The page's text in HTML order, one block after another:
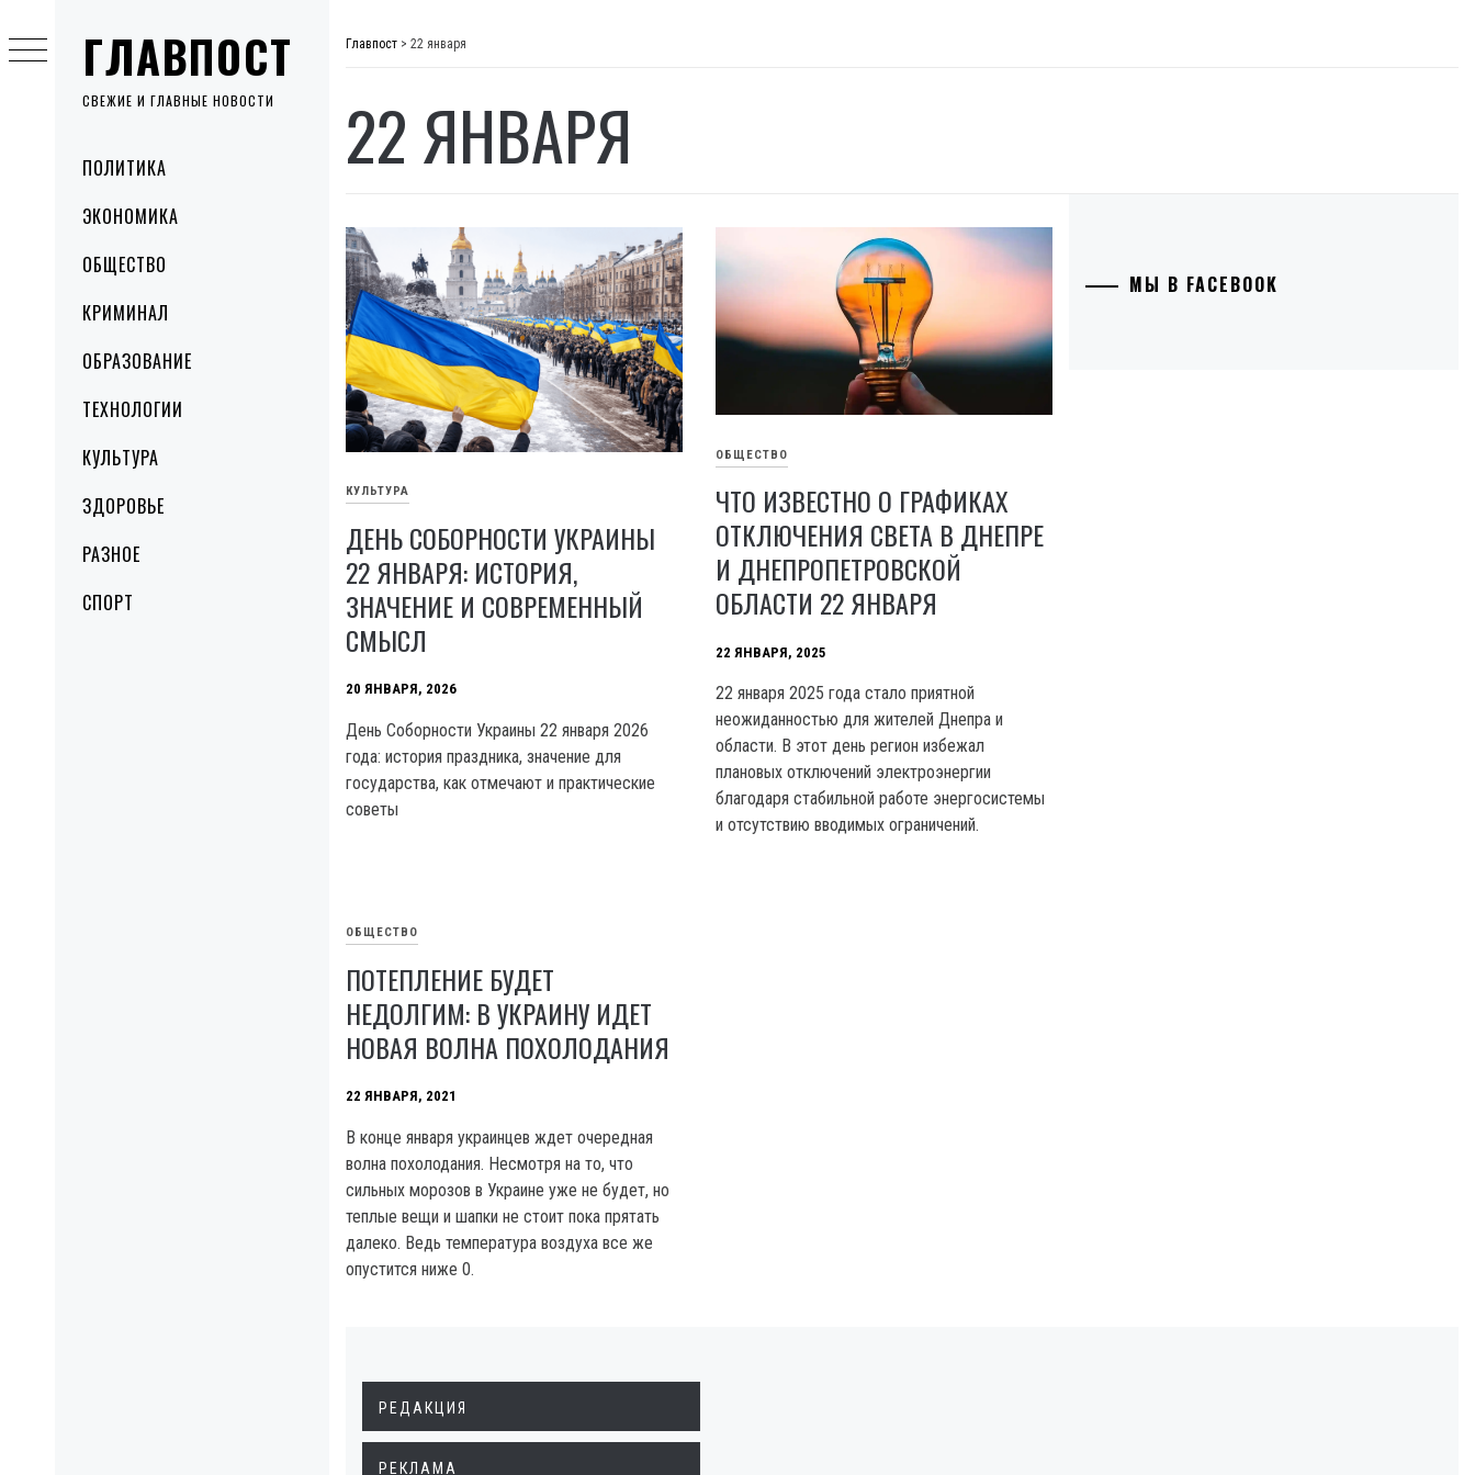
ГЛАВПОСТ
СВЕЖИЕ И ГЛАВНЫЕ НОВОСТИ
MenuПОЛИТИКА
ЭКОНОМИКА
ОБЩЕСТВО
КРИМИНАЛ
ОБРАЗОВАНИЕ
ТЕХНОЛОГИИ
КУЛЬТУРА
ЗДОРОВЬЕ
РАЗНОЕ
СПОРТ
to
content
Главпост > 22 января
22 ЯНВАРЯ
КУЛЬТУРА
ДЕНЬ СОБОРНОСТИ УКРАИНЫ
22 ЯНВАРЯ: ИСТОРИЯ,
ЗНАЧЕНИЕ И СОВРЕМЕННЫЙ
СМЫСЛ
20 ЯНВАРЯ, 2026
День Соборности Украины 22 января 2026
года: история праздника, значение для
государства, как отмечают и практические
советы
ОБЩЕСТВО
ЧТО ИЗВЕСТНО О ГРАФИКАХ
ОТКЛЮЧЕНИЯ СВЕТА В ДНЕПРЕ
И ДНЕПРОПЕТРОВСКОЙ
ОБЛАСТИ 22 ЯНВАРЯ
22 ЯНВАРЯ, 2025
22 января 2025 года стало приятной
неожиданностью для жителей Днепра и
области. В этот день регион избежал
плановых отключений электроэнергии
благодаря стабильной работе энергосистемы
и отсутствию вводимых ограничений.
ОБЩЕСТВО
ПОТЕПЛЕНИЕ БУДЕТ
НЕДОЛГИМ: В УКРАИНУ ИДЕТ
НОВАЯ ВОЛНА ПОХОЛОДАНИЯ
22 ЯНВАРЯ, 2021
В конце января украинцев ждет очередная
волна похолодания. Несмотря на то, что
сильных морозов в Украине уже не будет, но
теплые вещи и шапки не стоит пока прятать
далеко. Ведь температура воздуха все же
опустится ниже 0.
МЫ В FACEBOOK
РЕДАКЦИЯ
РЕКЛАМА